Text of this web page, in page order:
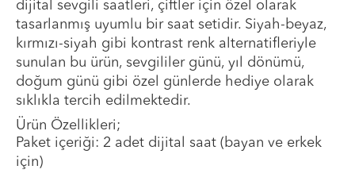
dijital sevgili saatleri, çiftler için özel olarak
tasarlanmış uyumlu bir saat setidir. Siyah-beyaz,
kırmızı-siyah gibi kontrast renk alternatifleriyle
sunulan bu ürün, sevgililer günü, yıl dönümü,
doğum günü gibi özel günlerde hediye olarak
sıklıkla tercih edilmektedir.
Ürün Özellikleri;
Paket içeriği: 2 adet dijital saat (bayan ve erkek
için)